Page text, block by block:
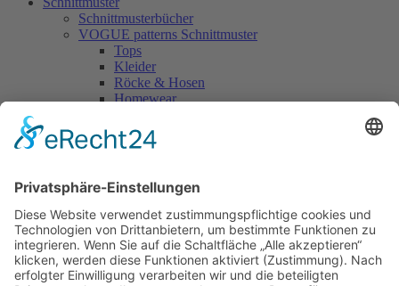
Schnittmusterbücher
VOGUE patterns Schnittmuster
Tops
Kleider
Röcke & Hosen
Homewear
Vogue Vintage
Herren
Accessoires
Einzelschnittmuster Burda
Tops
Kleider
Röcke & Hosen
Homewear
Jacken & Mäntel